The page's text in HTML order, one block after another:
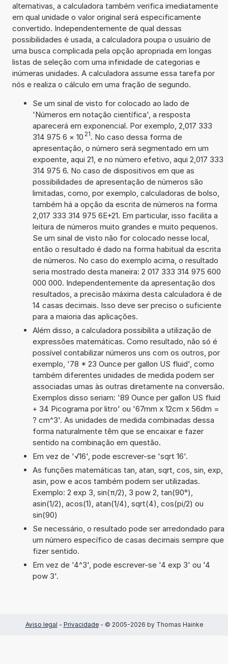
alternativas, a calculadora também verifica imediatamente
em qual unidade o valor original será especificamente
convertido. Independentemente de qual dessas
possibilidades é usada, a calculadora poupa o usuário de
uma busca complicada pela opção apropriada em longas
listas de seleção com uma infinidade de categorias e
inúmeras unidades. A calculadora assume essa tarefa por
nós e realiza o cálculo em uma fração de segundo.
Se um sinal de visto for colocado ao lado de
'Números em notação científica', a resposta
aparecerá em exponencial. Por exemplo, 2,017 333
314 975 6 × 10 21. No caso dessa forma de
apresentação, o número será segmentado em um
expoente, aqui 21, e no número efetivo, aqui 2,017 333
314 975 6. No caso de dispositivos em que as
possibilidades de apresentação de números são
limitadas, como, por exemplo, calculadoras de bolso,
também há a opção da escrita de números na forma
2,017 333 314 975 6E+21. Em particular, isso facilita a
leitura de números muito grandes e muito pequenos.
Se um sinal de visto não for colocado nesse local,
então o resultado é dado na forma habitual da escrita
de números. No caso do exemplo acima, o resultado
seria mostrado desta maneira: 2 017 333 314 975 600
000 000. Independentemente da apresentação dos
resultados, a precisão máxima desta calculadora é de
14 casas decimais. Isso deve ser preciso o suficiente
para a maioria das aplicações.
Além disso, a calculadora possibilita a utilização de
expressões matemáticas. Como resultado, não só é
possível contabilizar números uns com os outros, por
exemplo, '78 * 23 Ounce per gallon US fluid', como
também diferentes unidades de medida podem ser
associadas umas às outras diretamente na conversão.
Exemplos disso seriam: '89 Ounce per gallon US fluid
+ 34 Picograma por litro' ou '67mm x 12cm x 56dm =
? cm^3'. As unidades de medida combinadas dessa
forma naturalmente têm que se encaixar e fazer
sentido na combinação em questão.
Em vez de '√16', pode escrever-se 'sqrt 16'.
As funções matemáticas tan, atan, sqrt, cos, sin, exp,
asin, pow e acos também podem ser utilizadas.
Exemplo: 2 exp 3, sin(π/2), 3 pow 2, tan(90°),
asin(1/2), acos(1), atan(1/4), sqrt(4), cos(pi/2) ou
sin(90)
Se necessário, o resultado pode ser arredondado para
um número específico de casas decimais sempre que
fizer sentido.
Em vez de '4^3', pode escrever-se '4 exp 3' ou '4
pow 3'.
Aviso legal - Privacidade- © 2005-2026 by Thomas Hainke